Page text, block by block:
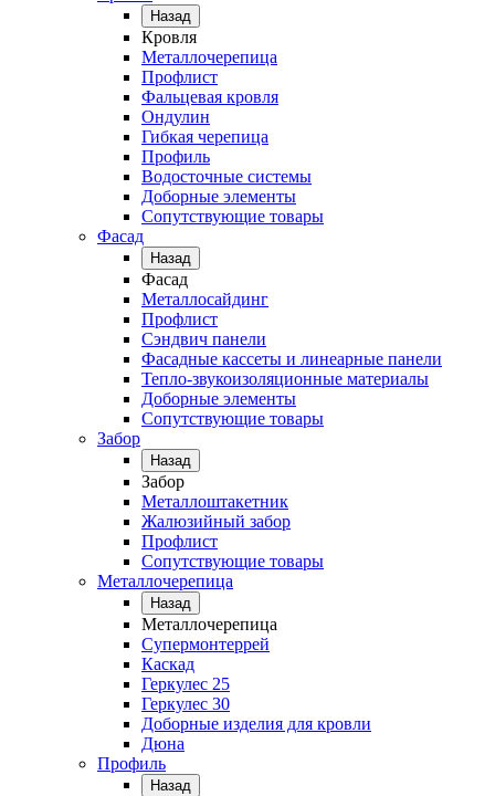
Назад
Кровля
Металлочерепица
Профлист
Фальцевая кровля
Ондулин
Гибкая черепица
Профиль
Водосточные системы
Доборные элементы
Сопутствующие товары
Фасад
Назад
Фасад
Металлосайдинг
Профлист
Сэндвич панели
Фасадные кассеты и линеарные панели
Тепло-звукоизоляционные материалы
Доборные элементы
Сопутствующие товары
Забор
Назад
Забор
Металлоштакетник
Жалюзийный забор
Профлист
Сопутствующие товары
Металлочерепица
Назад
Металлочерепица
Супермонтеррей
Каскад
Геркулес 25
Геркулес 30
Доборные изделия для кровли
Дюна
Профиль
Назад